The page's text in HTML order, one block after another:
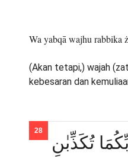
Wa yabqā wajhu rabbika
(Akan tetapi,) wajah
kebesaran dan
تُكَذِّبٰنِ